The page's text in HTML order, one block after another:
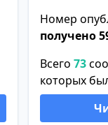
Номер
получено
Всего73
которых